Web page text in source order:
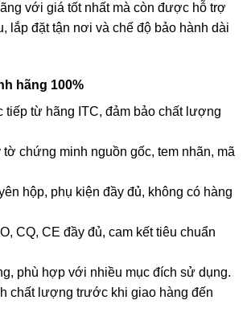
với giá tốt nhất mà còn được hỗ trợ
lắp đặt tận nơi và chế độ bảo hành dài
hãng 100%
tiếp từ hãng ITC, đảm bảo chất lượng
tờ chứng minh nguồn gốc, tem nhãn, mã
hộp, phụ kiện đầy đủ, không có hàng
CQ, CE đầy đủ, cam kết tiêu chuẩn
phù hợp với nhiều mục đích sử dụng.
chất lượng trước khi giao hàng đến